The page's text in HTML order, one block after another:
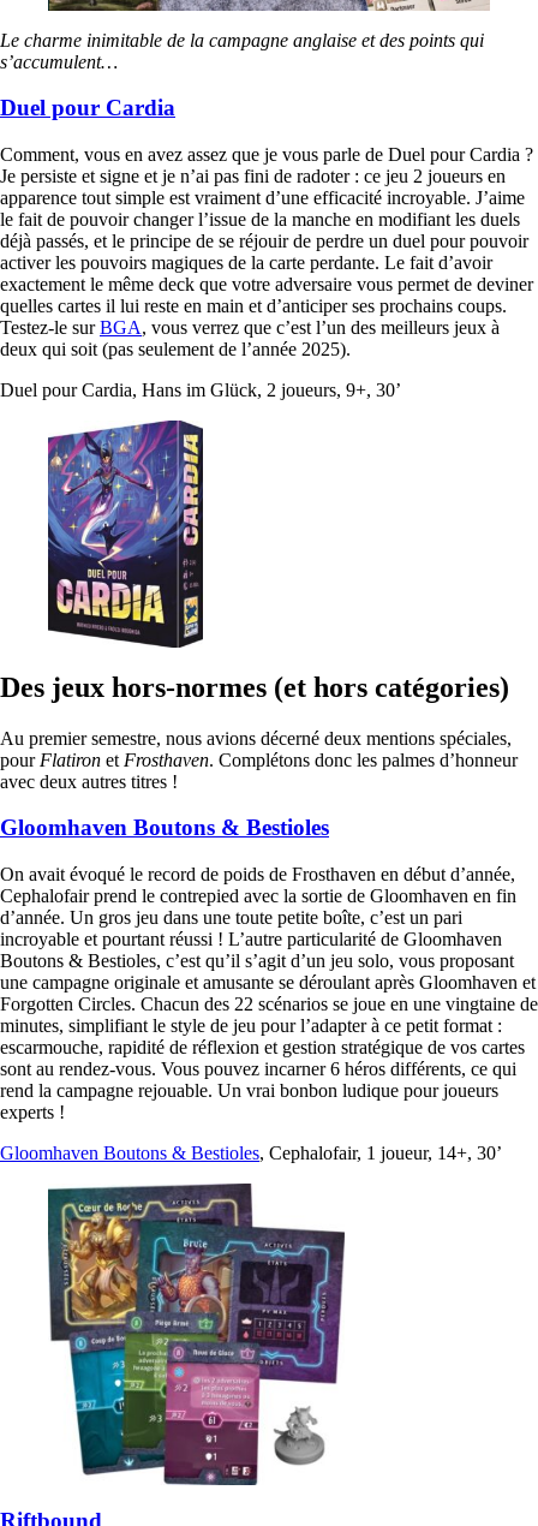
Le charme inimitable de la campagne anglaise et des points qui
s’accumulent…
Duel pour Cardia
Comment, vous en avez assez que je vous parle de Duel pour Cardia ?
Je persiste et signe et je n’ai pas fini de radoter : ce jeu 2 joueurs en
apparence tout simple est vraiment d’une efficacité incroyable. J’aime
le fait de pouvoir changer l’issue de la manche en modifiant les duels
déjà passés, et le principe de se réjouir de perdre un duel pour pouvoir
activer les pouvoirs magiques de la carte perdante. Le fait d’avoir
exactement le même deck que votre adversaire vous permet de deviner
quelles cartes il lui reste en main et d’anticiper ses prochains coups.
Testez-le surBGA, vous verrez que c’est l’un des meilleurs jeux à
deux qui soit (pas seulement de l’année 2025).
Duel pour Cardia, Hans im Glück, 2 joueurs, 9+, 30’
Des jeux hors-normes (et hors catégories)
Au premier semestre, nous avions décerné deux mentions spéciales,
pour Flatiron et Frosthaven. Complétons donc les palmes d’honneur
avec deux autres titres !
Gloomhaven Boutons & Bestioles
On avait évoqué le record de poids de Frosthaven en début d’année,
Cephalofair prend le contrepied avec la sortie de Gloomhaven en fin
d’année. Un gros jeu dans une toute petite boîte, c’est un pari
incroyable et pourtant réussi ! L’autre particularité de Gloomhaven
Boutons & Bestioles, c’est qu’il s’agit d’un jeu solo, vous proposant
une campagne originale et amusante se déroulant après Gloomhaven et
Forgotten Circles. Chacun des 22 scénarios se joue en une vingtaine de
minutes, simplifiant le style de jeu pour l’adapter à ce petit format :
escarmouche, rapidité de réflexion et gestion stratégique de vos cartes
sont au rendez-vous. Vous pouvez incarner 6 héros différents, ce qui
rend la campagne rejouable. Un vrai bonbon ludique pour joueurs
experts !
Gloomhaven Boutons & Bestioles, Cephalofair, 1 joueur, 14+, 30’
Riftbound